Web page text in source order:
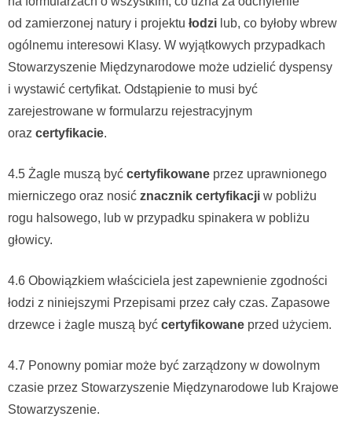
od zamierzonej natury i projektu łodzi lub, co byłoby wbrew
ogólnemu interesowi Klasy. W wyjątkowych przypadkach
Stowarzyszenie Międzynarodowe może udzielić dyspensy
i wystawić certyfikat. Odstąpienie to musi być
zarejestrowane w formularzu rejestracyjnym
oraz certyfikacie.
4.5 Żagle muszą być certyfikowane przez uprawnionego
mierniczego oraz nosić znacznik certyfikacji w pobliżu
rogu halsowego, lub w przypadku spinakera w pobliżu
głowicy.
4.6 Obowiązkiem właściciela jest zapewnienie zgodności
łodzi z niniejszymi Przepisami przez cały czas. Zapasowe
drzewce i żagle muszą być certyfikowane przed użyciem.
4.7 Ponowny pomiar może być zarządzony w dowolnym
czasie przez Stowarzyszenie Międzynarodowe lub Krajowe
Stowarzyszenie.